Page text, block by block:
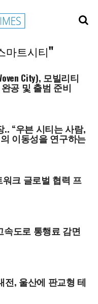
마트시티"
City), 모빌리티
공 및 출범 준비
.. “우븐 시티는 사람,
이동성을 연구하는
워크 글로벌 협력 프
속도로 통행료 감면
전, 울산에 판교형 테